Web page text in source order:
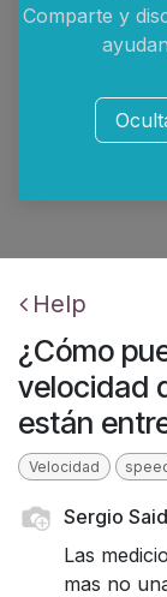
Comparte y
Help
¿Cómo
velocidad
están
Velocidad
Sergio
Las
mas no